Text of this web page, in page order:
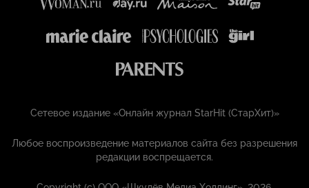
Сетевое издание «Онлайн журнал StarHit (СтарХит)»
Любое воспроизведение материалов сайта без разрешения
редакции воспрещается.